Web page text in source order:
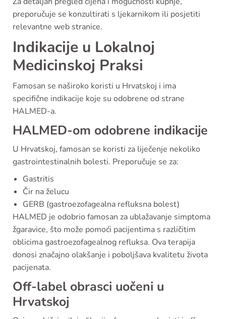
preporučuje se konzultirati s ljekarnikom ili posjetiti
relevantne web stranice.
Indikacije u Lokalnoj
Medicinskoj Praksi
Famosan se naširoko koristi u Hrvatskoj i ima
specifične indikacije koje su odobrene od strane
HALMED-a.
HALMED-om odobrene indikacije
U Hrvatskoj, famosan se koristi za liječenje nekoliko
gastrointestinalnih bolesti. Preporučuje se za:
Gastritis
Čir na želucu
GERB (gastroezofagealna refluksna bolest)
HALMED je odobrio famosan za ublažavanje simptoma
žgaravice, što može pomoći pacijentima s različitim
oblicima gastroezofagealnog refluksa. Ova terapija
donosi značajno olakšanje i poboljšava kvalitetu života
pacijenata.
Off-label obrasci uočeni u
Hrvatskoj